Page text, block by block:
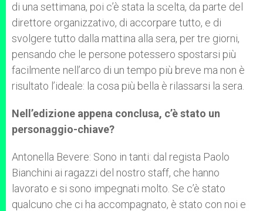
di una settimana, poi c’è stata la scelta, da parte del
direttore organizzativo, di accorpare tutto, e di
svolgere tutto dalla mattina alla sera, per tre giorni,
pensando che le persone potessero spostarsi più
facilmente nell’arco di un tempo più breve ma non è
risultato l’ideale: la cosa più bella è rilassarsi la sera.
Nell’edizione appena conclusa, c’è stato un
personaggio-chiave?
Antonella Bevere: Sono in tanti: dal regista Paolo
Bianchini ai ragazzi del nostro staff, che hanno
lavorato e si sono impegnati molto. Se c’è stato
qualcuno che ci ha accompagnato, è stato con noi e